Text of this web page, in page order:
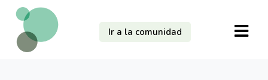
Ir a la comunidad